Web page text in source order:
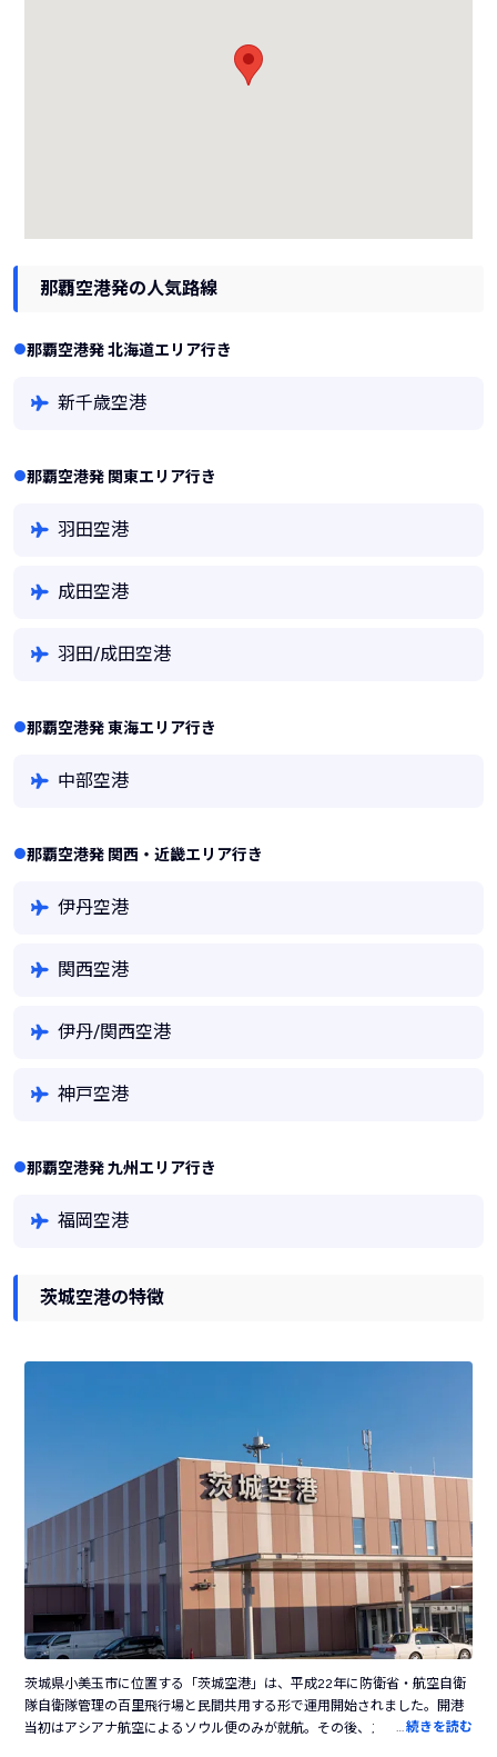
那覇空港発の人気路線
那覇空港発 北海道エリア行き
新千歳空港
那覇空港発 関東エリア行き
羽田空港
成田空港
羽田/成田空港
那覇空港発 東海エリア行き
中部空港
那覇空港発 関西・近畿エリア行き
伊丹空港
関西空港
伊丹/関西空港
神戸空港
那覇空港発 九州エリア行き
福岡空港
茨城空港の特徴
茨城県小美玉市に位置する「茨城空港」は、平成22年に防衛省・航空自衛
隊自衛隊管理の百里飛行場と民間共用する形で運用開始されました。開港
当初はアシアナ航空によるソウル便のみが就航。その後、スカイマークに
…続きを読む